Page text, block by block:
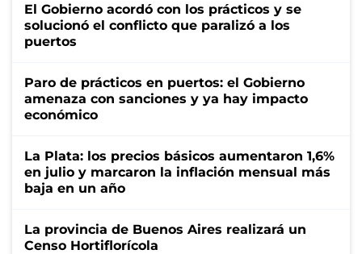
El Gobierno acordó con los prácticos y se
solucionó el conflicto que paralizó a los
puertos
Paro de prácticos en puertos: el Gobierno
amenaza con sanciones y ya hay impacto
económico
La Plata: los precios básicos aumentaron 1,6%
en julio y marcaron la inflación mensual más
baja en un año
La provincia de Buenos Aires realizará un
Censo Hortiflorícola